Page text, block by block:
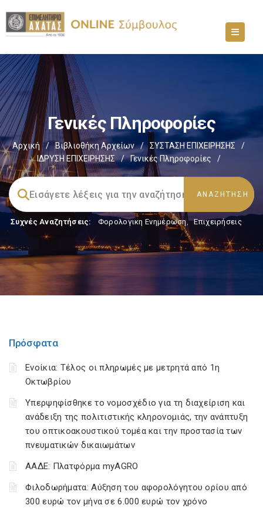
Γενικές Πληροφορίες
Αρχική / Βιβλιοθήκη Αρχείων / ΣΥΣΤΑΣΗ ΕΠΙΧΕΙΡΗΣΗΣ
/
ΙΔΡΥΣΗ ΕΠΙΧΕΙΡΗΣΗΣ
/ Γενικές Πληροφορίες /
Συχνές Αναζητήσεις: Φορολογικη Ενημέρωση, Επιχειρήσεις
Πρόσφατα
Ενοίκια: Τέλος οι πληρωμές με μετρητά από 1η
Οκτωβρίου
Υπερψηφίσθηκε το νομοσχέδιο για τη διαχείριση και
ανάδειξη της πολιτιστικής κληρονομιάς, την ανάπτυξη
του οπτικοακουστικού τομέα και την προστασία των
πνευματικών δικαιωμάτων
ΑΑΔΕ: Πλατφόρμα myAGRO
Φιλοδωρήματα: Αύξηση του αφορολόγητου ορίου από
300 ευρώ τον μήνα σε 6.000 ευρώ τον χρόνο